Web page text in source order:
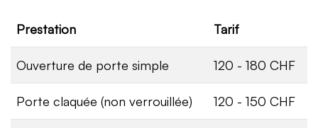
Prestation Tarif
Ouverture de porte simple 120 - 180 CHF
Porte claquée (non verrouillée) 120 - 150 CHF